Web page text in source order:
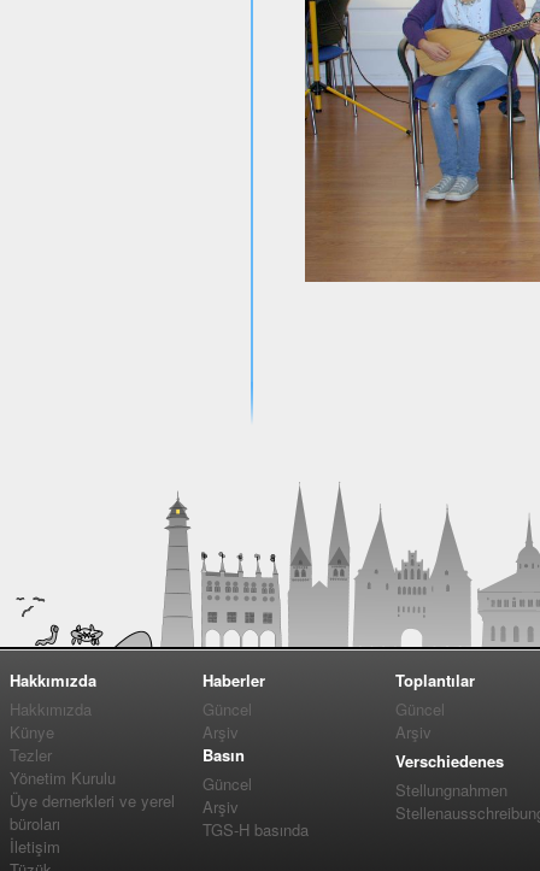
Hakkımızda
Hakkımızda
Künye
Tezler
Yönetim Kurulu
Üye dernerkleri ve yerel
büroları
İletişim
Haberler
Güncel
Arşiv
Basın
Güncel
Arşiv
TGS-H basında
Toplantılar
Güncel
Arşiv
Verschiedenes
Stellungnahmen